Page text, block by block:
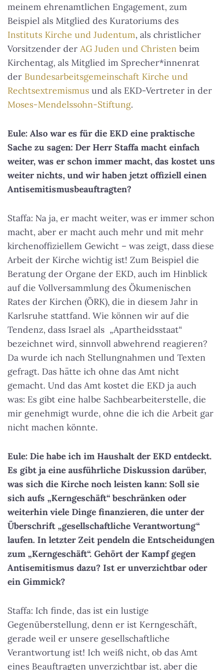
meinem ehrenamtlichen Engagement, zum
Beispiel als Mitglied des Kuratoriums des
Instituts Kirche und Judentum, als christlicher
Vorsitzender der AG Juden und Christen beim
Kirchentag, als Mitglied im Sprecher*innenrat
der Bundesarbeitsgemeinschaft Kirche und
Rechtsextremismus und als EKD-Vertreter in der
Moses-Mendelssohn-Stiftung.
Eule: Also war es für die EKD eine praktische
Sache zu sagen: Der Herr Staffa macht einfach
weiter, was er schon immer macht, das kostet uns
weiter nichts, und wir haben jetzt offiziell einen
Antisemitismusbeauftragten?
Staffa: Na ja, er macht weiter, was er immer schon
macht, aber er macht auch mehr und mit mehr
kirchenoffiziellem Gewicht – was zeigt, dass diese
Arbeit der Kirche wichtig ist! Zum Beispiel die
Beratung der Organe der EKD, auch im Hinblick
auf die Vollversammlung des Ökumenischen
Rates der Kirchen (ÖRK), die in diesem Jahr in
Karlsruhe stattfand. Wie können wir auf die
Tendenz, dass Israel als „Apartheidsstaat“
bezeichnet wird, sinnvoll abwehrend reagieren?
Da wurde ich nach Stellungnahmen und Texten
gefragt. Das hätte ich ohne das Amt nicht
gemacht. Und das Amt kostet die EKD ja auch
was: Es gibt eine halbe Sachbearbeiterstelle, die
mir genehmigt wurde, ohne die ich die Arbeit gar
nicht machen könnte.
Eule: Die habe ich im Haushalt der EKD entdeckt.
Es gibt ja eine ausführliche Diskussion darüber,
was sich die Kirche noch leisten kann: Soll sie
sich aufs „Kerngeschäft“ beschränken oder
weiterhin viele Dinge finanzieren, die unter der
Überschrift „gesellschaftliche Verantwortung“
laufen. In letzter Zeit pendeln die Entscheidungen
zum „Kerngeschäft“. Gehört der Kampf gegen
Antisemitismus dazu? Ist er unverzichtbar oder
ein Gimmick?
Staffa: Ich finde, das ist ein lustige
Gegenüberstellung, denn er ist Kerngeschäft,
gerade weil er unsere gesellschaftliche
Verantwortung ist! Ich weiß nicht, ob das Amt
eines Beauftragten unverzichtbar ist, aber die